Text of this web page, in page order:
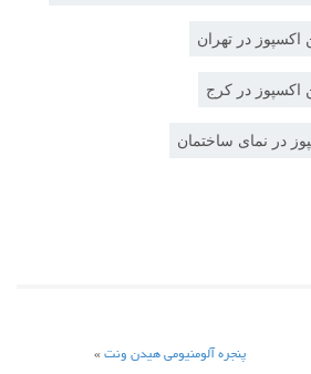
در تهران
در کرج
در نمای ساختمان
پنجره آلومنیومی هیدن ونت»